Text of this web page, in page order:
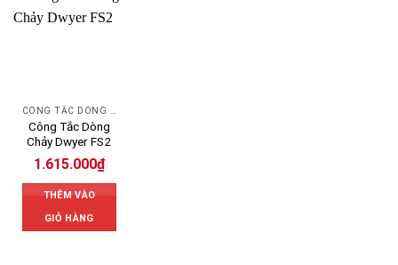
Công Tắc Dòng
Chảy Dwyer FS2
1.615.000₫
THÊM VÀO
GIỎ HÀNG